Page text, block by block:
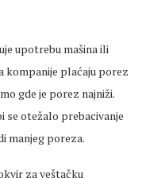
upotrebu mašina ili
kompanije plaćaju porez
gde je porez najniži.
se otežalo prebacivanje
manjeg poreza.
za veštačku